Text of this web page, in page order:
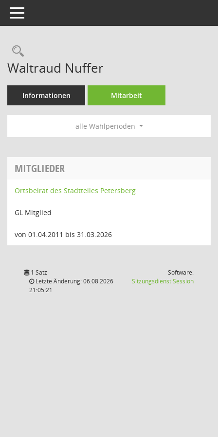
Toggle navigation
Rechercheauswahl
Waltraud Nuffer
Informationen Mitarbeit
alle Wahlperioden
MITGLIEDER
Ortsbeirat des Stadtteiles Petersberg
GL Mitglied
von 01.04.2011 bis 31.03.2026
1 Satz
Letzte Änderung: 06.08.2026
21:05:21
Software:
SitzungsdienstSession(Wird in